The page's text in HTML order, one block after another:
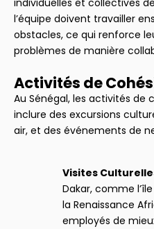
individuelles et collectives
l’équipe doivent travailler
obstacles, ce qui renforce
problèmes de manière
Activités de
Au Sénégal, les activités de
inclure des excursions
air, et des événements de
Visites
Dakar, comme
la Renaissance
employés de